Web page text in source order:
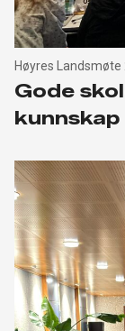
Høyres Landsmøte
Gode
kunnskap